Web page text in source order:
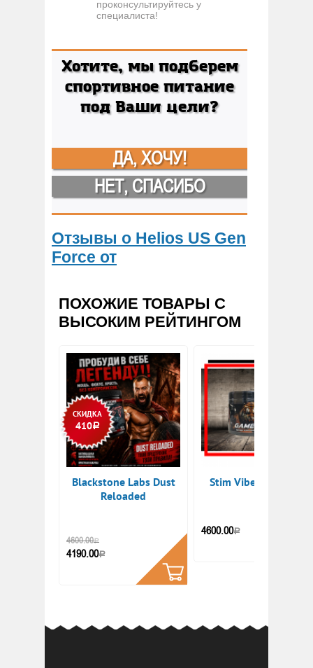
проконсультируйтесь у
специалиста!
Хотите, мы подберем
спортивное питание
под Ваши цели?
ДА, ХОЧУ!
НЕТ, СПАСИБО
Отзывы о Helios US Gen
Force от
ПОХОЖИЕ ТОВАРЫ С
ВЫСОКИМ РЕЙТИНГОМ
СКИДКА
410Р
Blackstone Labs Dust
Reloaded
4600.00Р
4190.00Р
КУПИТЬ
Stim Vibes Game On
4600.00Р